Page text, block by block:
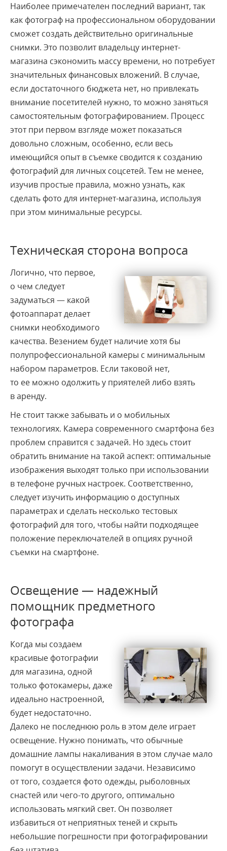
Наиболее примечателен последний вариант, так
как фотограф на профессиональном оборудовании
сможет создать действительно оригинальные
снимки. Это позволит владельцу интернет-
магазина сэкономить массу времени, но потребует
значительных финансовых вложений. В случае,
если достаточного бюджета нет, но привлекать
внимание посетителей нужно, то можно заняться
самостоятельным фотографированием. Процесс
этот при первом взгляде может показаться
довольно сложным, особенно, если весь
имеющийся опыт в съемке сводится к созданию
фотографий для личных соцсетей. Тем не менее,
изучив простые правила, можно узнать, как
сделать фото для интернет-магазина, используя
при этом минимальные ресурсы.
Техническая сторона вопроса
Логично, что первое,
о чем следует
задуматься — какой
фотоаппарат делает
снимки необходимого
качества. Везением будет наличие хотя бы
полупрофессиональной камеры с минимальным
набором параметров. Если таковой нет,
то ее можно одолжить у приятелей либо взять
в аренду.
Не стоит также забывать и о мобильных
технологиях. Камера современного смартфона без
проблем справится с задачей. Но здесь стоит
обратить внимание на такой аспект: оптимальные
изображения выходят только при использовании
в телефоне ручных настроек. Соответственно,
следует изучить информацию о доступных
параметрах и сделать несколько тестовых
фотографий для того, чтобы найти подходящее
положение переключателей в опциях ручной
съемки на смартфоне.
Освещение — надежный
помощник предметного
фотографа
Когда мы создаем
красивые фотографии
для магазина, одной
только фотокамеры, даже
идеально настроенной,
будет недостаточно.
Далеко не последнюю роль в этом деле играет
освещение. Нужно понимать, что обычные
домашние лампы накаливания в этом случае мало
помогут в осуществлении задачи. Независимо
от того, создается фото одежды, рыболовных
снастей или чего-то другого, оптимально
использовать мягкий свет. Он позволяет
избавиться от неприятных теней и скрыть
небольшие погрешности при фотографировании